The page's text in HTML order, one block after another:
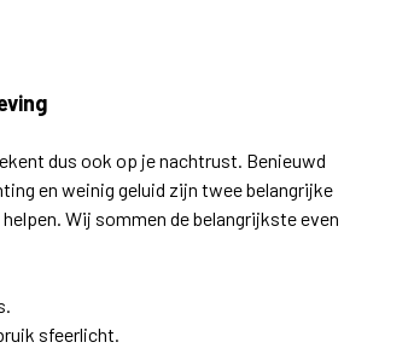
dus ook op je nachtrust. Benieuwd
en weinig geluid zijn twee belangrijke
Wij sommen de belangrijkste even
sfeerlicht.